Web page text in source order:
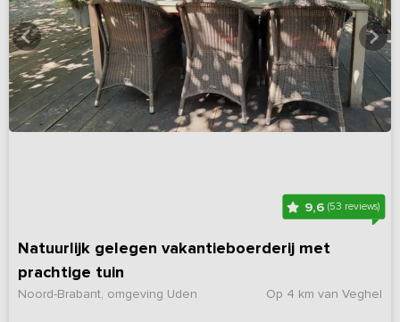
9,6 (53 reviews)
Natuurlijk gelegen vakantieboerderij met
prachtige tuin
Op 4 km van Veghel
Noord-Brabant, omgeving Uden